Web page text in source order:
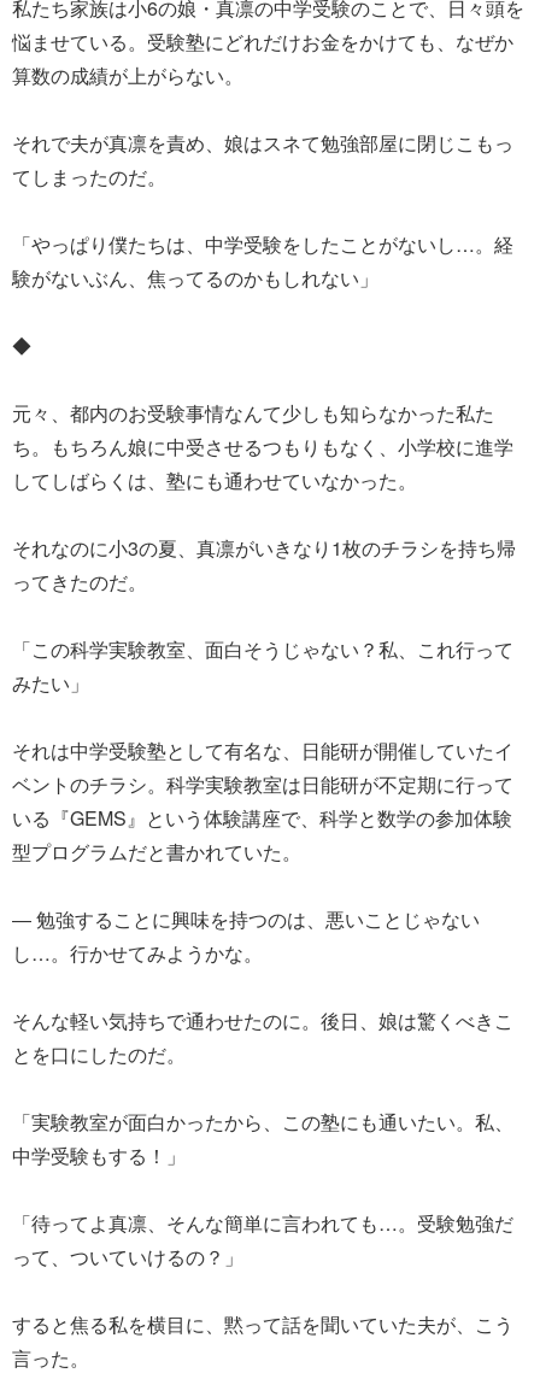
私たち家族は小6の娘・真凛の中学受験のことで、日々頭を
悩ませている。受験塾にどれだけお金をかけても、なぜか
算数の成績が上がらない。
それで夫が真凛を責め、娘はスネて勉強部屋に閉じこもっ
てしまったのだ。
「やっぱり僕たちは、中学受験をしたことがないし…。経
験がないぶん、焦ってるのかもしれない」
◆
元々、都内のお受験事情なんて少しも知らなかった私た
ち。もちろん娘に中受させるつもりもなく、小学校に進学
してしばらくは、塾にも通わせていなかった。
それなのに小3の夏、真凛がいきなり1枚のチラシを持ち帰
ってきたのだ。
「この科学実験教室、面白そうじゃない？私、これ行って
みたい」
それは中学受験塾として有名な、日能研が開催していたイ
ベントのチラシ。科学実験教室は日能研が不定期に行って
いる『GEMS』という体験講座で、科学と数学の参加体験
型プログラムだと書かれていた。
― 勉強することに興味を持つのは、悪いことじゃない
し…。行かせてみようかな。
そんな軽い気持ちで通わせたのに。後日、娘は驚くべきこ
とを口にしたのだ。
「実験教室が面白かったから、この塾にも通いたい。私、
中学受験もする！」
「待ってよ真凛、そんな簡単に言われても…。受験勉強だ
って、ついていけるの？」
すると焦る私を横目に、黙って話を聞いていた夫が、こう
言った。